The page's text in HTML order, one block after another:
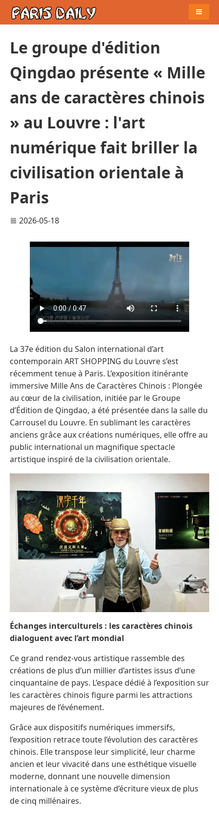
Le groupe d'édition
Qingdao présente « Mille
ans de caractères chinois
» au Louvre : l'art
numérique fait briller la
civilisation orientale à
Paris
2026-05-18
La 37e édition du Salon international d’art
contemporain ART SHOPPING du Louvre s’est
récemment tenue à Paris. L’exposition itinérante
immersive Mille Ans de Caractères Chinois : Plongée
au cœur de la civilisation, initiée par le Groupe
d’Édition de Qingdao, a été présentée dans la salle du
Carrousel du Louvre. En sublimant les caractères
anciens grâce aux créations numériques, elle offre au
public international un magnifique spectacle
artistique inspiré de la civilisation orientale.
Échanges interculturels : les caractères chinois
dialoguent avec l’art mondial
Ce grand rendez-vous artistique rassemble des
créations de plus d’un millier d’artistes issus d’une
cinquantaine de pays. L’espace dédié à l’exposition sur
les caractères chinois figure parmi les attractions
majeures de l’événement.
Grâce aux dispositifs numériques immersifs,
l’exposition retrace toute l’évolution des caractères
chinois. Elle transpose leur simplicité, leur charme
ancien et leur vivacité dans une esthétique visuelle
moderne, donnant une nouvelle dimension
internationale à ce système d’écriture vieux de plus
de cinq millénaires.